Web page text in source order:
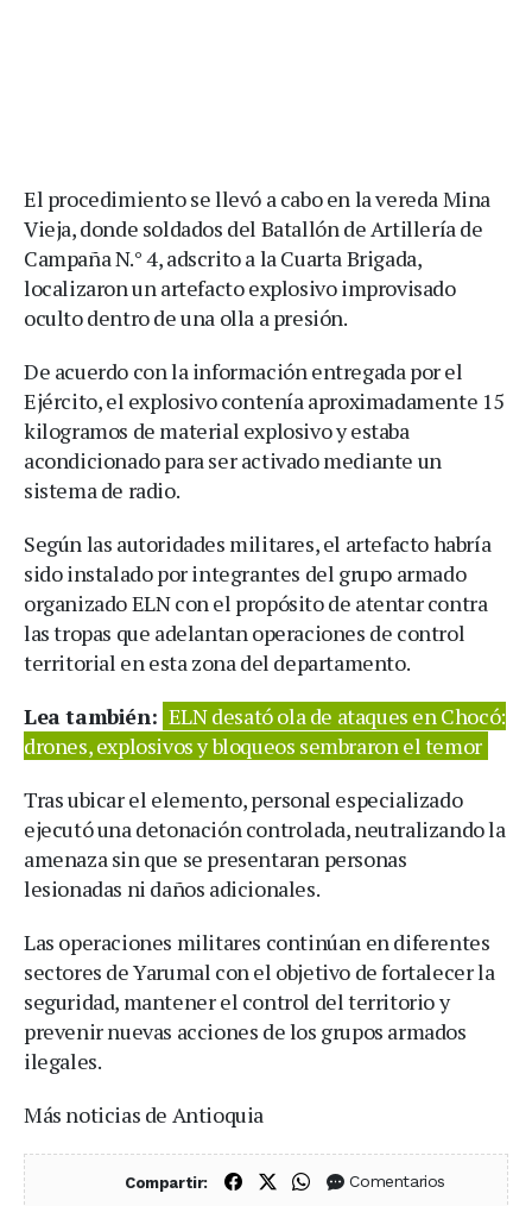
El procedimiento se llevó a cabo en la vereda Mina
Vieja, donde soldados del Batallón de Artillería de
Campaña N.° 4, adscrito a la Cuarta Brigada,
localizaron un artefacto explosivo improvisado
oculto dentro de una olla a presión.
De acuerdo con la información entregada por el
Ejército, el explosivo contenía aproximadamente 15
kilogramos de material explosivo y estaba
acondicionado para ser activado mediante un
sistema de radio.
Según las autoridades militares, el artefacto habría
sido instalado por integrantes del grupo armado
organizado ELN con el propósito de atentar contra
las tropas que adelantan operaciones de control
territorial en esta zona del departamento.
Lea también: ELN desató ola de ataques en Chocó:
drones, explosivos y bloqueos sembraron el temor
Tras ubicar el elemento, personal especializado
ejecutó una detonación controlada, neutralizando la
amenaza sin que se presentaran personas
lesionadas ni daños adicionales.
Las operaciones militares continúan en diferentes
sectores de Yarumal con el objetivo de fortalecer la
seguridad, mantener el control del territorio y
prevenir nuevas acciones de los grupos armados
ilegales.
Más noticias de Antioquia
Compartir: Compartir en Facebook
Compartir en X (Twitter)
Compartir en WhatsApp
Comentarios